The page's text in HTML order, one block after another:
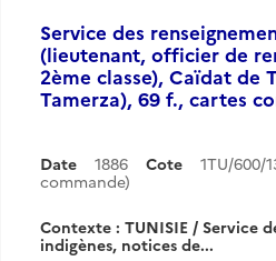
Service des
(lieutenant, officier de
2ème classe), Caïdat de
Tamerza), 69 f., cartes
Date 1886 Cote
1TU/600/
commande)
Contexte : TUNISIE / Service
indigènes, notices de...